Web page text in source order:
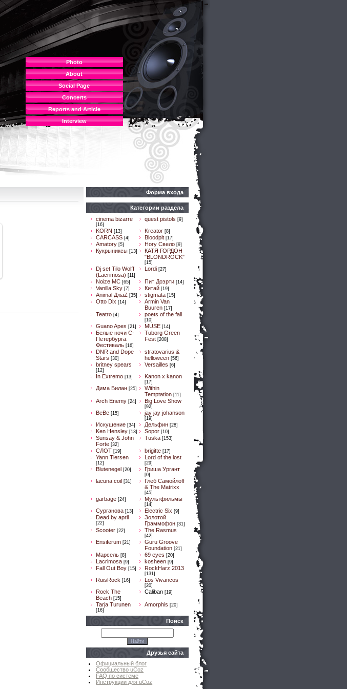
Photo
About
Social Page
Concerts
Reports and Article
Interview
Форма входа
Категории раздела
cinema bizarre
[16]
quest pistols [9]
KORN [13] Kreator [8]
CARCASS [4] Bloodpit [17]
Amatory [5] Ногу Свело [9]
Кукрыниксы [13]
КАТЯ ГОРДОН
"BLONDROCK"
[15]
Dj set Tilo Wolff
(Lacrimosa) [11]
Lordi [27]
Noize MC [65] Пит Доэрти [14]
Vanilla Sky [7] Китай [19]
Animal ДжaZ [35] stigmata [15]
Otto Dix [14]
Armin Van
Buuren [17]
Teatro [4] poets of the fall
[10]
Guano Apes [21] MUSE [14]
Белые ночи С-
Петербурга.
Фестиваль [16]
Tuborg Green
Fest [208]
DNR and Dope
Stars [30]
stratovarius &
helloween [56]
britney spears
[12]
Versailles [6]
In Extremo [13] Kanon x kanon
[17]
Дима Билан [25]
Within
Temptation [11]
Arch Enemy [24] Big Love Show
[92]
BeBe [15] jay jay johanson
[19]
Искушение [34] Дельфин [28]
Ken Hensley [13] Sopor [10]
Sunsay & John
Forte [32]
Tuska [153]
CЛОТ [19] brigitte [17]
Yann Tiersen
[12]
Lord of the lost
[29]
Blutenegel [20] Гриша Ургант
[0]
lacuna coil [31]
Глеб Самойлоff
& The Matrixx
[45]
garbage [24] Мультфильмы
[14]
Сурганова [13] Electric Six [9]
Dead by april
[22]
Золотой
Граммофон [31]
Scooter [22] The Rasmus
[42]
Ensiferum [21]
Guru Groove
Foundation [21]
Марсель [8] 69 eyes [20]
Lacrimosa [9] kosheen [9]
Fall Out Boy [15] RockHarz 2013
[131]
RuisRock [16] Los Vivancos
[20]
Rock The
Beach [15]
Caliban [19]
Tarja Turunen
[16]
Amorphis [20]
Поиск
Друзья сайта
Официальный блог
Сообщество uCoz
FAQ по системе
Инструкции для uCoz